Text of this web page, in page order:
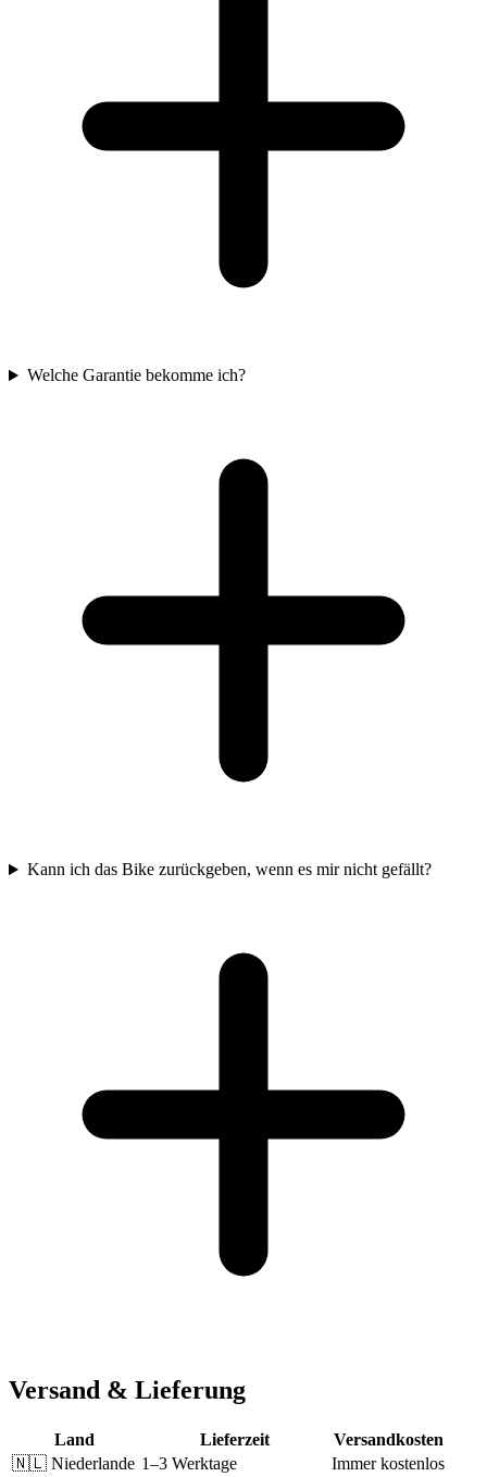
Welche Garantie bekomme ich?
Kann ich das Bike zurückgeben, wenn es mir nicht gefällt?
Versand & Lieferung
Land Lieferzeit
Versandkosten
🇳🇱 Niederlande 1–3 Werktage
Immer kostenlos